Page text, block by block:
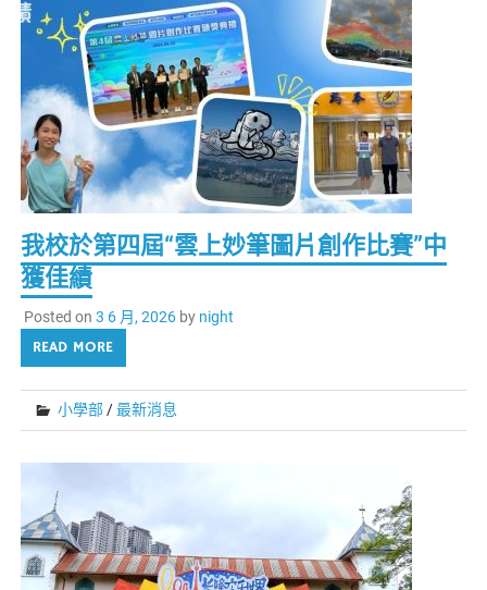
我校於第四屆“雲上妙筆圖片創作比賽”中
獲佳績
Posted on 3 6 月, 2026by night
READ MORE
小學部/最新消息